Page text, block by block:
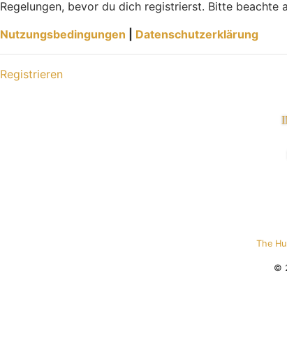
Regelungen, bevor du dich registrierst. Bitte beachte
Nutzungsbedingungen
Datenschutzerklärung
Registrieren
The
©